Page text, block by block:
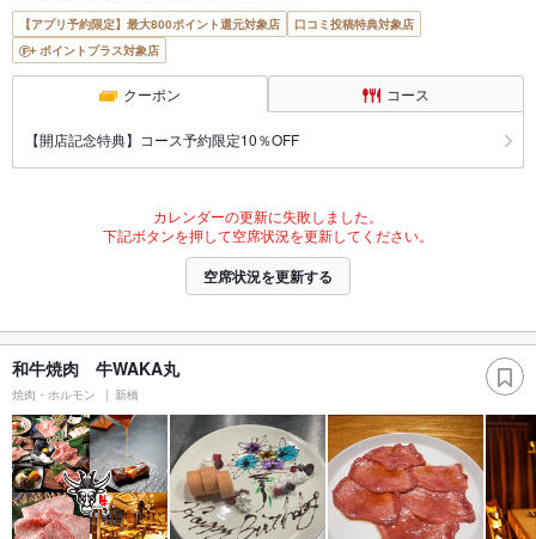
【アプリ予約限定】最大800ポイント還元対象店
口コミ投稿特典対象店
ポイントプラス対象店
クーポン コース
【開店記念特典】コース予約限定10％OFF
カレンダーの更新に失敗しました。
下記ボタンを押して空席状況を更新してください。
空席状況を更新する
和牛焼肉 牛WAKA丸
焼肉・ホルモン 新橋